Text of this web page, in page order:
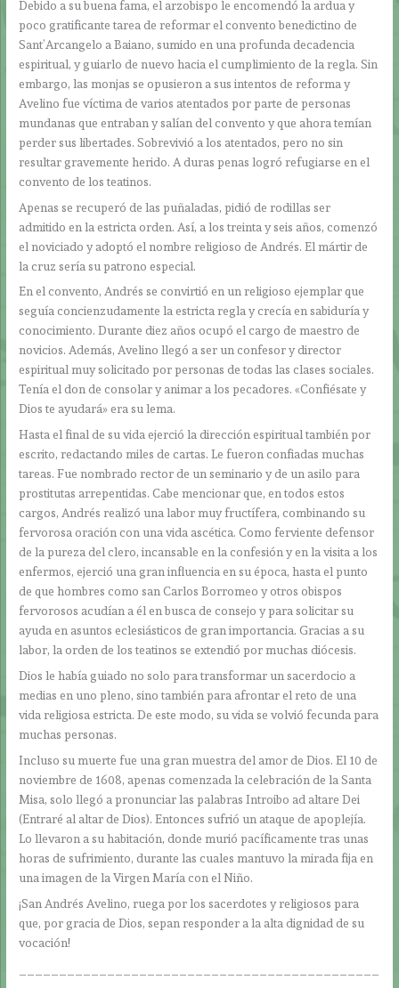
Debido a su buena fama, el arzobispo le encomendó la ardua y
poco gratificante tarea de reformar el convento benedictino de
Sant’Arcangelo a Baiano, sumido en una profunda decadencia
espiritual, y guiarlo de nuevo hacia el cumplimiento de la regla. Sin
embargo, las monjas se opusieron a sus intentos de reforma y
Avelino fue víctima de varios atentados por parte de personas
mundanas que entraban y salían del convento y que ahora temían
perder sus libertades. Sobrevivió a los atentados, pero no sin
resultar gravemente herido. A duras penas logró refugiarse en el
convento de los teatinos.
Apenas se recuperó de las puñaladas, pidió de rodillas ser
admitido en la estricta orden. Así, a los treinta y seis años, comenzó
el noviciado y adoptó el nombre religioso de Andrés. El mártir de
la cruz sería su patrono especial.
En el convento, Andrés se convirtió en un religioso ejemplar que
seguía concienzudamente la estricta regla y crecía en sabiduría y
conocimiento. Durante diez años ocupó el cargo de maestro de
novicios. Además, Avelino llegó a ser un confesor y director
espiritual muy solicitado por personas de todas las clases sociales.
Tenía el don de consolar y animar a los pecadores. «Confiésate y
Dios te ayudará» era su lema.
Hasta el final de su vida ejerció la dirección espiritual también por
escrito, redactando miles de cartas. Le fueron confiadas muchas
tareas. Fue nombrado rector de un seminario y de un asilo para
prostitutas arrepentidas. Cabe mencionar que, en todos estos
cargos, Andrés realizó una labor muy fructífera, combinando su
fervorosa oración con una vida ascética. Como ferviente defensor
de la pureza del clero, incansable en la confesión y en la visita a los
enfermos, ejerció una gran influencia en su época, hasta el punto
de que hombres como san Carlos Borromeo y otros obispos
fervorosos acudían a él en busca de consejo y para solicitar su
ayuda en asuntos eclesiásticos de gran importancia. Gracias a su
labor, la orden de los teatinos se extendió por muchas diócesis.
Dios le había guiado no solo para transformar un sacerdocio a
medias en uno pleno, sino también para afrontar el reto de una
vida religiosa estricta. De este modo, su vida se volvió fecunda para
muchas personas.
Incluso su muerte fue una gran muestra del amor de Dios. El 10 de
noviembre de 1608, apenas comenzada la celebración de la Santa
Misa, solo llegó a pronunciar las palabras Introibo ad altare Dei
(Entraré al altar de Dios). Entonces sufrió un ataque de apoplejía.
Lo llevaron a su habitación, donde murió pacíficamente tras unas
horas de sufrimiento, durante las cuales mantuvo la mirada fija en
una imagen de la Virgen María con el Niño.
¡San Andrés Avelino, ruega por los sacerdotes y religiosos para
que, por gracia de Dios, sepan responder a la alta dignidad de su
vocación!